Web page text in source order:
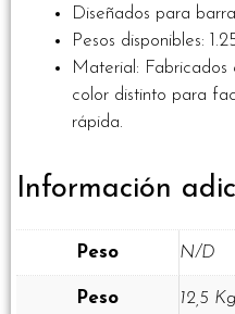
Diseñados para
Pesos disponibles:
Material: Fabricados
color distinto para
rápida.
Información
Peso N/D
Peso 12,5